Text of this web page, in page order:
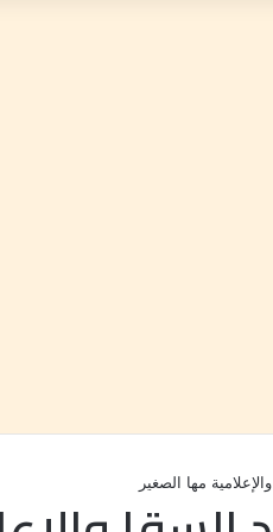
مها الصغير